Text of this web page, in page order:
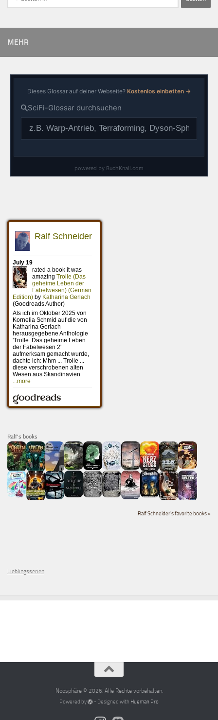
MEHR
Ralf's books
Ralf Schneider's favorite books »
Lieblingsserien
Noosphäre © 2026. Alle Rechte vorbehalten.
Powered by - Designed with Hueman Pro